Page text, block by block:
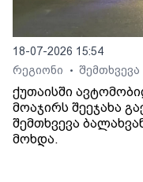
18-07-2026 15:54
რეგიონი
• შემთხვევა
ქუთაისში
მოაჯირს შეეჯახა
შემთხვევა
მოხდა.